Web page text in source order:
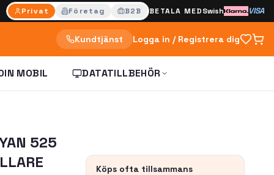
Privat Företag B2B BETALA MEDSwish VISA
Kundtjänst Logga in / Registrera dig
MOBIL DATATILLBEHÖR
525
Köps ofta tillsammans